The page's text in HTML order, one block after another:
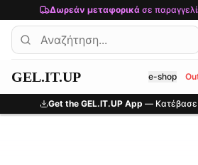
Μετάβαση στο κύριο περιεχόμενο
Δωρεάν μεταφορικάσε
GEL.IT.UP e-shop
Get the GEL.IT.UP App — Κατέβασε